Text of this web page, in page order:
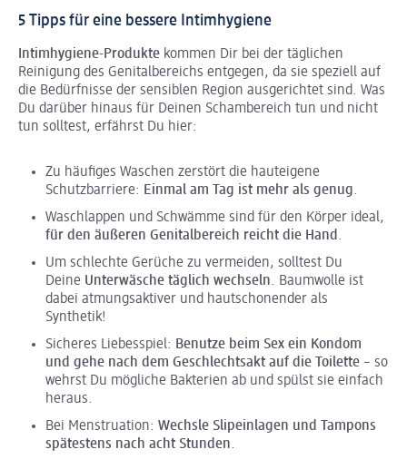
5 Tipps für eine bessere Intimhygiene
Intimhygiene-Produkte kommen Dir bei der täglichen
Reinigung des Genitalbereichs entgegen, da sie speziell auf
die Bedürfnisse der sensiblen Region ausgerichtet sind. Was
Du darüber hinaus für Deinen Schambereich tun und nicht
tun solltest, erfährst Du hier:
Zu häufiges Waschen zerstört die hauteigene
Schutzbarriere: Einmal am Tag ist mehr als genug.
Waschlappen und Schwämme sind für den Körper ideal,
für den äußeren Genitalbereich reicht die Hand .
Um schlechte Gerüche zu vermeiden, solltest Du
Deine Unterwäsche täglich wechseln. Baumwolle ist
dabei atmungsaktiver und hautschonender als
Synthetik!
Sicheres Liebesspiel: Benutze beim Sex ein Kondom
und gehe nach dem Geschlechtsakt auf die Toilette – so
wehrst Du mögliche Bakterien ab und spülst sie einfach
heraus.
Bei Menstruation: Wechsle Slipeinlagen und Tampons
spätestens nach acht Stunden.